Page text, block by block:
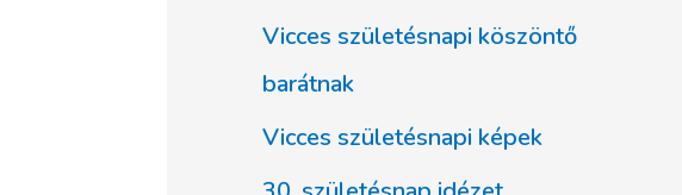
Vicces születésnapi köszöntő
barátnak
Vicces születésnapi képek